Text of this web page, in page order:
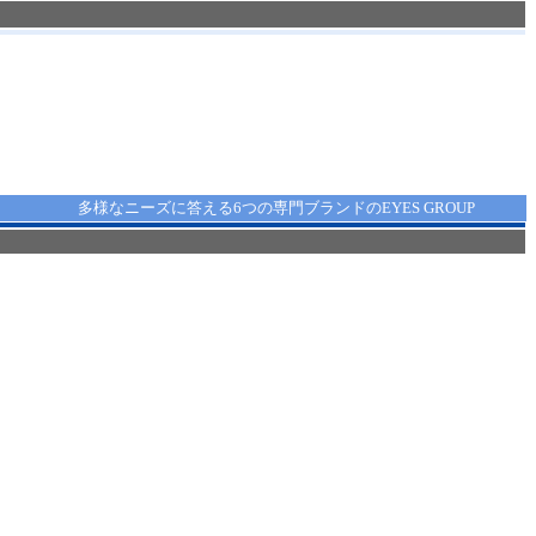
多様なニーズに答える6つの専門ブランドのEYES GROUP